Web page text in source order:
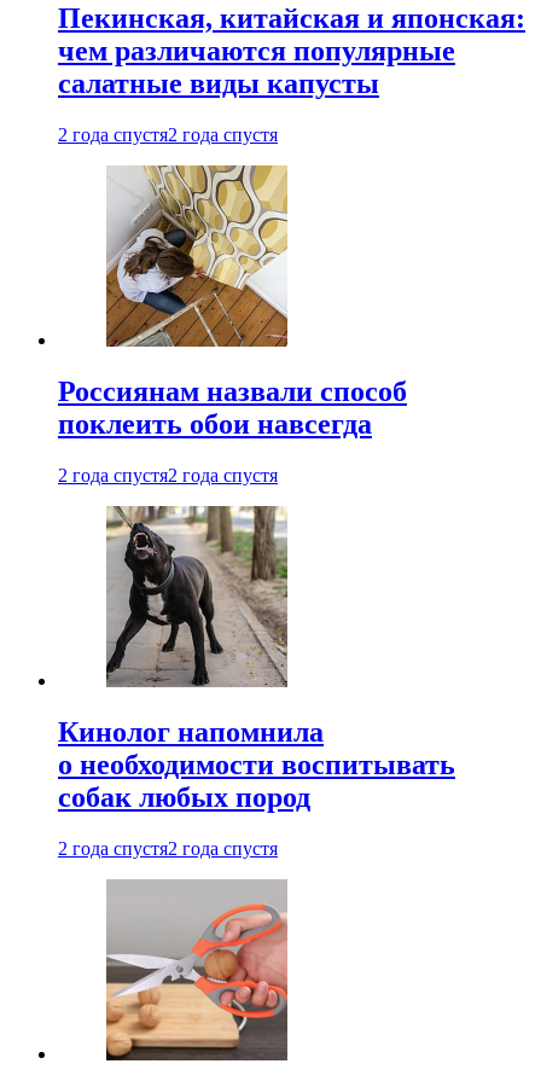
Пекинская, китайская и японская:
чем различаются популярные
салатные виды капусты
2 года спустя2 года спустя
Россиянам назвали способ
поклеить обои навсегда
2 года спустя2 года спустя
Кинолог напомнила
о необходимости воспитывать
собак любых пород
2 года спустя2 года спустя